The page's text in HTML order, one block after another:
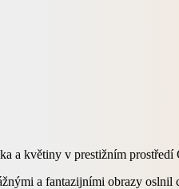
a květiny v prestižním
a fantazijními obrazy oslnil